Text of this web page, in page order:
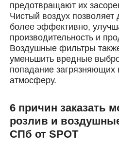
предотвращают их
Чистый воздух позволяет
более эффективно,
производительность и
Воздушные фильтры
уменьшить вредные
попадание загрязняющих
атмосферу.
6 причин заказать
розлив и
СПб от SPOT